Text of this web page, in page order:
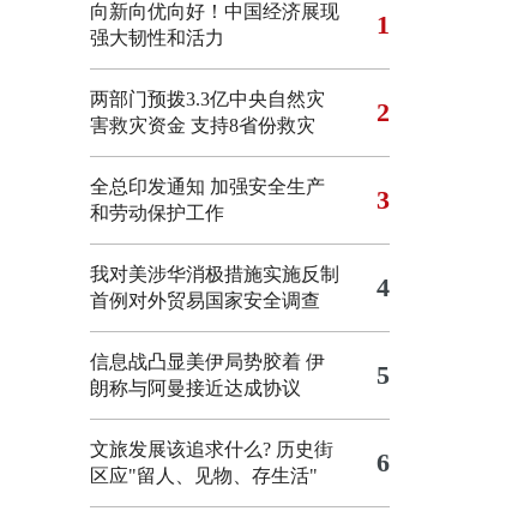
向新向优向好！中国经济展现
强大韧性和活力
1
两部门预拨3.3亿中央自然灾
害救灾资金 支持8省份救灾
2
全总印发通知 加强安全生产
和劳动保护工作
3
我对美涉华消极措施实施反制
首例对外贸易国家安全调查
4
信息战凸显美伊局势胶着 伊
朗称与阿曼接近达成协议
5
文旅发展该追求什么? 历史街
区应"留人、见物、存生活"
6